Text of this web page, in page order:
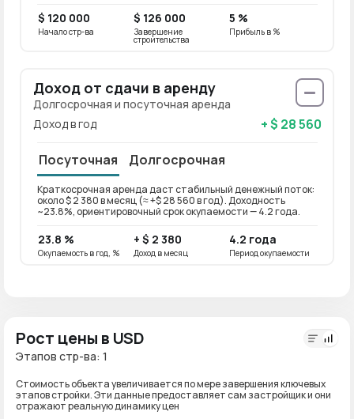
$ 120 000
Начало стр-ва
$ 126 000
Завершение
строительства
5 %
Прибыль в %
Доход от сдачи в аренду
Долгосрочная и посуточная аренда
Доход в год
+ $ 28 560
Посуточная Долгосрочная
Краткосрочная аренда даст стабильный денежный поток:
около $ 2 380 в месяц (≈ +$ 28 560 в год). Доходность
~23.8%, ориентировочный срок окупаемости — 4.2 года.
23.8 %
Окупаемость в год, %
+ $ 2 380
Доход в месяц
4.2 года
Период окупаемости
Рост цены в USD
Этапов стр-ва: 1
Стоимость объекта увеличивается по мере завершения ключевых
этапов стройки. Эти данные предоставляет сам застройщик и они
отражают реальную динамику цен